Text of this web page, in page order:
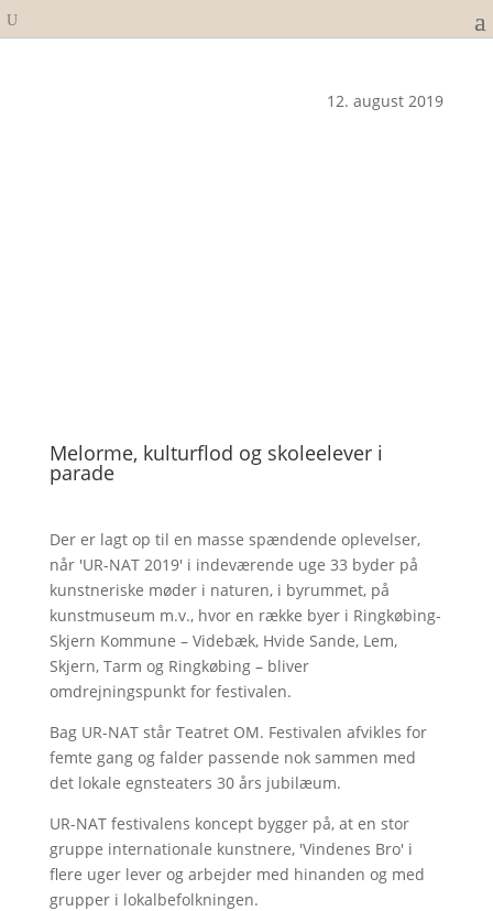
12. august 2019
Melorme, kulturflod og skoleelever i
parade
Der er lagt op til en masse spændende oplevelser,
når 'UR-NAT 2019' i indeværende uge 33 byder på
kunstneriske møder i naturen, i byrummet, på
kunstmuseum m.v., hvor en række byer i Ringkøbing-
Skjern Kommune – Videbæk, Hvide Sande, Lem,
Skjern, Tarm og Ringkøbing – bliver
omdrejningspunkt for festivalen.
Bag UR-NAT står Teatret OM. Festivalen afvikles for
femte gang og falder passende nok sammen med
det lokale egnsteaters 30 års jubilæum.
UR-NAT festivalens koncept bygger på, at en stor
gruppe internationale kunstnere, 'Vindenes Bro' i
flere uger lever og arbejder med hinanden og med
grupper i lokalbefolkningen.